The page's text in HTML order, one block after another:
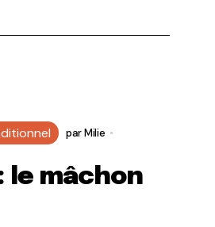
parMilie
le mâchon